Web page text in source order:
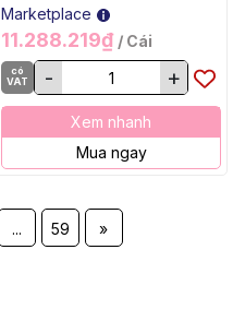
Marketplace
11.288.219₫ / Cái
có
VAT
- +
Xem nhanh
Mua ngay
... 59 »